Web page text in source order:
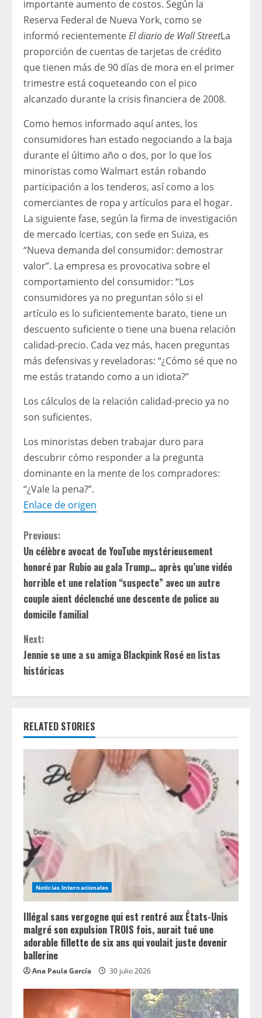
importante aumento de costos. Según la
Reserva Federal de Nueva York, como se
informó recientementeEl diario de Wall StreetLa
proporción de cuentas de tarjetas de crédito
que tienen más de 90 días de mora en el primer
trimestre está coqueteando con el pico
alcanzado durante la crisis financiera de 2008.
Como hemos informado aquí antes, los
consumidores han estado negociando a la baja
durante el último año o dos, por lo que los
minoristas como Walmart están robando
participación a los tenderos, así como a los
comerciantes de ropa y artículos para el hogar.
La siguiente fase, según la firma de investigación
de mercado Icertias, con sede en Suiza, es
“Nueva demanda del consumidor: demostrar
valor”. La empresa es provocativa sobre el
comportamiento del consumidor: “Los
consumidores ya no preguntan sólo si el
artículo es lo suficientemente barato, tiene un
descuento suficiente o tiene una buena relación
calidad-precio. Cada vez más, hacen preguntas
más defensivas y reveladoras: “¿Cómo sé que no
me estás tratando como a un idiota?”
Los cálculos de la relación calidad-precio ya no
son suficientes.
Los minoristas deben trabajar duro para
descubrir cómo responder a la pregunta
dominante en la mente de los compradores:
“¿Vale la pena?”.
Enlace de origen
C
o
n
t
i
n
R
a
i
n
g
Previous:
Un célèbre avocat de YouTube mystérieusement
honoré par Rubio au gala Trump… après qu’une vidéo
horrible et une relation “suspecte” avec un autre
couple aient déclenché une descente de police au
domicile familial
Next:
Jennie se une a su amiga Blackpink Rosé en listas
históricas
RELATED STORIES
Noticias Internacionales
Illégal sans vergogne qui est rentré aux États-Unis
malgré son expulsion TROIS fois, aurait tué une
adorable fillette de six ans qui voulait juste devenir
ballerine
Ana Paula García 30 julio 2026